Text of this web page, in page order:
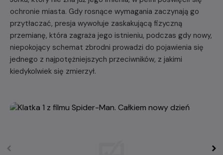
ochronie miasta. Gdy rosnące wymagania zaczynają go
przytłaczać, presja wywołuje zaskakującą fizyczną
przemianę, która zagraża jego istnieniu, podczas gdy nowy,
niepokojący schemat zbrodni prowadzi do pojawienia się
jednego z najpotężniejszych przeciwników, z jakimi
kiedykolwiek się zmierzył.